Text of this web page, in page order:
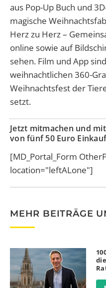
aus Pop-Up Buch und
magische
Herz zu Herz –
online sowie auf
sehen. Film und App
weihnachtlichen 360-
Weihnachtsfest der
setzt.
Jetzt mitmachen und
von fünf 50 Euro
[MD_Portal_Form
location="leftALone"]
MEHR BEITRÄGE